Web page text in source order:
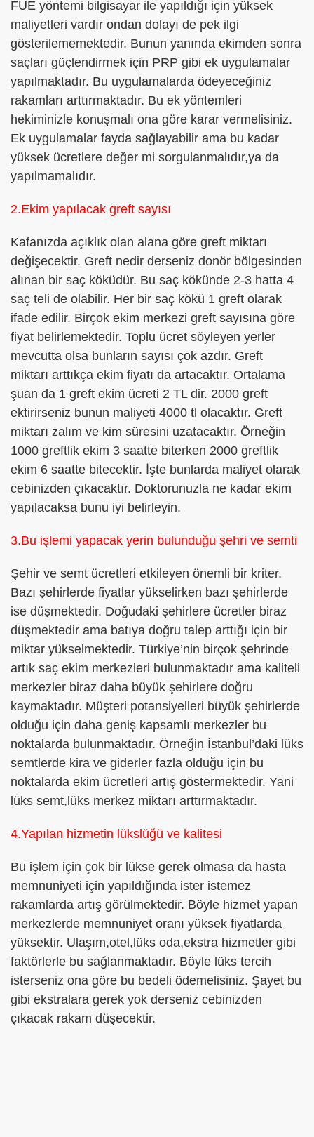
FUE yöntemi bilgisayar ile yapıldığı için yüksek
maliyetleri vardır ondan dolayı de pek ilgi
gösterilememektedir. Bunun yanında ekimden sonra
saçları güçlendirmek için PRP gibi ek uygulamalar
yapılmaktadır. Bu uygulamalarda ödeyeceğiniz
rakamları arttırmaktadır. Bu ek yöntemleri
hekiminizle konuşmalı ona göre karar vermelisiniz.
Ek uygulamalar fayda sağlayabilir ama bu kadar
yüksek ücretlere değer mi sorgulanmalıdır,ya da
yapılmamalıdır.
2.Ekim yapılacak greft sayısı
Kafanızda açıklık olan alana göre greft miktarı
değişecektir. Greft nedir derseniz donör bölgesinden
alınan bir saç köküdür. Bu saç kökünde 2-3 hatta 4
saç teli de olabilir. Her bir saç kökü 1 greft olarak
ifade edilir. Birçok ekim merkezi greft sayısına göre
fiyat belirlemektedir. Toplu ücret söyleyen yerler
mevcutta olsa bunların sayısı çok azdır. Greft
miktarı arttıkça ekim fiyatı da artacaktır. Ortalama
şuan da 1 greft ekim ücreti 2 TL dir. 2000 greft
ektirirseniz bunun maliyeti 4000 tl olacaktır. Greft
miktarı zalım ve kim süresini uzatacaktır. Örneğin
1000 greftlik ekim 3 saatte biterken 2000 greftlik
ekim 6 saatte bitecektir. İşte bunlarda maliyet olarak
cebinizden çıkacaktır. Doktorunuzla ne kadar ekim
yapılacaksa bunu iyi belirleyin.
3.Bu işlemi yapacak yerin bulunduğu şehri ve semti
Şehir ve semt ücretleri etkileyen önemli bir kriter.
Bazı şehirlerde fiyatlar yükselirken bazı şehirlerde
ise düşmektedir. Doğudaki şehirlere ücretler biraz
düşmektedir ama batıya doğru talep arttığı için bir
miktar yükselmektedir. Türkiye’nin birçok şehrinde
artık saç ekim merkezleri bulunmaktadır ama kaliteli
merkezler biraz daha büyük şehirlere doğru
kaymaktadır. Müşteri potansiyelleri büyük şehirlerde
olduğu için daha geniş kapsamlı merkezler bu
noktalarda bulunmaktadır. Örneğin İstanbul’daki lüks
semtlerde kira ve giderler fazla olduğu için bu
noktalarda ekim ücretleri artış göstermektedir. Yani
lüks semt,lüks merkez miktarı arttırmaktadır.
4.Yapılan hizmetin lükslüğü ve kalitesi
Bu işlem için çok bir lükse gerek olmasa da hasta
memnuniyeti için yapıldığında ister istemez
rakamlarda artış görülmektedir. Böyle hizmet yapan
merkezlerde memnuniyet oranı yüksek fiyatlarda
yüksektir. Ulaşım,otel,lüks oda,ekstra hizmetler gibi
faktörlerle bu sağlanmaktadır. Böyle lüks tercih
isterseniz ona göre bu bedeli ödemelisiniz. Şayet bu
gibi ekstralara gerek yok derseniz cebinizden
çıkacak rakam düşecektir.